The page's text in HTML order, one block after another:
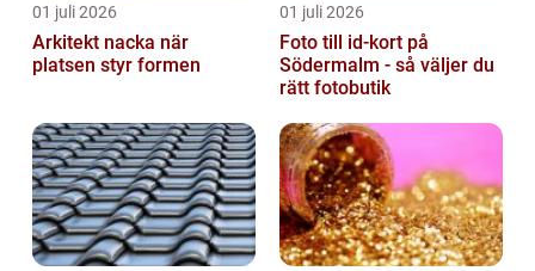
01 juli 2026
Arkitekt nacka när
platsen styr formen
01 juli 2026
Foto till id-kort på
Södermalm - så väljer du
rätt fotobutik